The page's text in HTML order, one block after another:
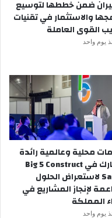
ضمن خططها لتوسيع
والاستثمار في تقنيات
القوى العاملة
يوم واحد
محلية وعالمية رائدة
تشارك في Big 5 Construct
Saudi لاستعراض الحلول
لإنجاز المشاريع في
المملكة
يوم واحد